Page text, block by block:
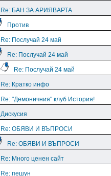
Re: БАН ЗА АРИЯВАРТА
Против
Re: Послучай 24 май
Re: Послучай 24 май
Re: Послучай 24 май
Re: Кратко инфо
Re: "Демоничния" клуб История!
Дискусия
Re: ОБЯВИ И ВЪПРОСИ
Re: ОБЯВИ И ВЪПРОСИ
Re: Много ценен сайт
Re: пешун